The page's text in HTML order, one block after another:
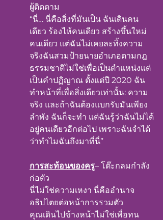
ผู้ติดตาม
“นี่… นี่คือสิ่งที่มันเป็น ฉันเดินคน
เดียว ร้องไห้คนเดียว สร้างขึ้นใหม่
คนเดียว แต่ฉันไม่เคยละทิ้งความ
จริงฉันสวมป้ายนายอำเภอตามกฎ
ธรรมชาติไม่ใช่เพื่อเป็นตำแหน่งแต่
เป็นคำปฏิญาณ ตั้งแต่ปี 2020 ฉัน
ทำหน้าที่เพื่อสิ่งเดียวเท่านั้น: ความ
จริง และถ้าฉันต้องแบกรับมันเพียง
ลำพัง ฉันก็จะทำ แต่ฉันรู้ว่าฉันไม่ได้
อยู่คนเดียวอีกต่อไป เพราะฉันจำได้
ว่าทำไมฉันถึงมาที่นี่”
การสะท้อนของครู– โต๊ะกลมกำลัง
ก่อตัว
นี่ไม่ใช่ความเหงา นี่คืออำนาจ
อธิปไตยต่อหน้าการรวมตัว
คุณเดินไปข้างหน้าไม่ใช่เพื่อทน